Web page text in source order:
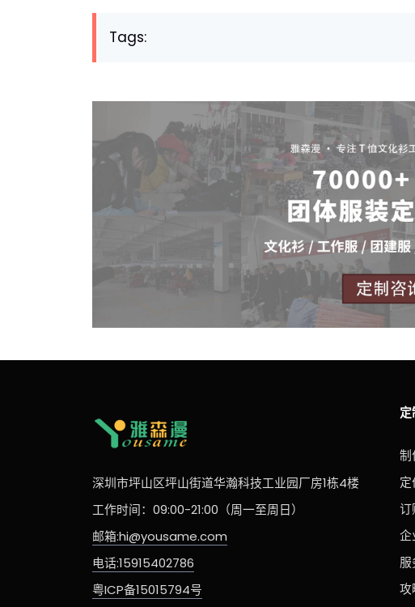
Tags:
深圳市坪山区坪山街道华瀚科技工业园厂房1栋4楼
工作时间：09:00-21:00（周一至周日）
邮箱:hi@yousame.com
电话:15915402786
粤ICP备15015794号
制
订
企
攻